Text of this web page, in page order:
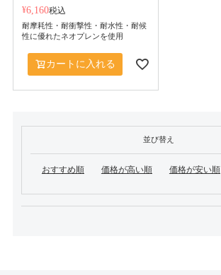
¥6,160税込
耐摩耗性・耐衝撃性・耐水性・耐候
性に優れたネオプレンを使用
カートに入れる
並び替え
おすすめ順 価格が高い順 価格が安い順